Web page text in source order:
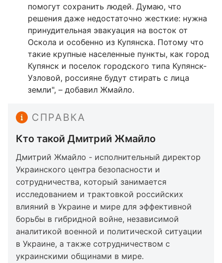
помогут сохранить людей. Думаю, что
решения даже недостаточно жесткие: нужна
принудительная эвакуация на восток от
Оскола и особенно из Купянска. Потому что
такие крупные населенные пункты, как город
Купянск и поселок городского типа Купянск-
Узловой, россияне будут стирать с лица
земли", – добавил Жмайло.
СПРАВКА
Кто такой Дмитрий Жмайло
Дмитрий Жмайло - исполнительный директор
Украинского центра безопасности и
сотрудничества, который занимается
исследованием и трактовкой российских
влияний в Украине и мире для эффективной
борьбы в гибридной войне, независимой
аналитикой военной и политической ситуации
в Украине, а также сотрудничеством с
украинскими общинами в мире.